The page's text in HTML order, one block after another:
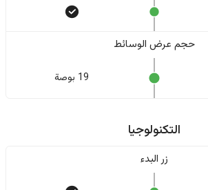
حجم عرض الوسائط
19 بوصة
التكنولوجيا
زر البدء